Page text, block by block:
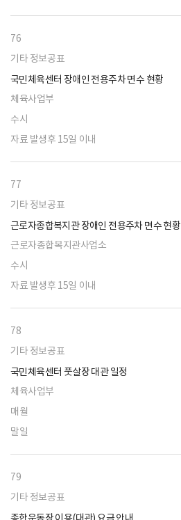
76
기타 정보공표
국민체육센터 장애인 전용주차 면수 현황
체육사업부
수시
자료 발생후 15일 이내
77
기타 정보공표
근로자종합복지관 장애인 전용주차 면수 현황
근로자종합복지관사업소
수시
자료 발생후 15일 이내
78
기타 정보공표
국민체육센터 풋살장 대관 일정
체육사업부
매월
말일
79
기타 정보공표